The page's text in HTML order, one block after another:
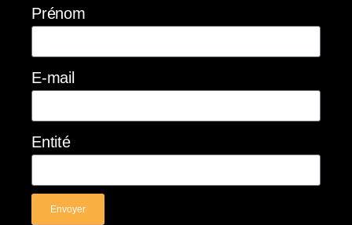
Prénom
E-mail
Entité
Envoyer